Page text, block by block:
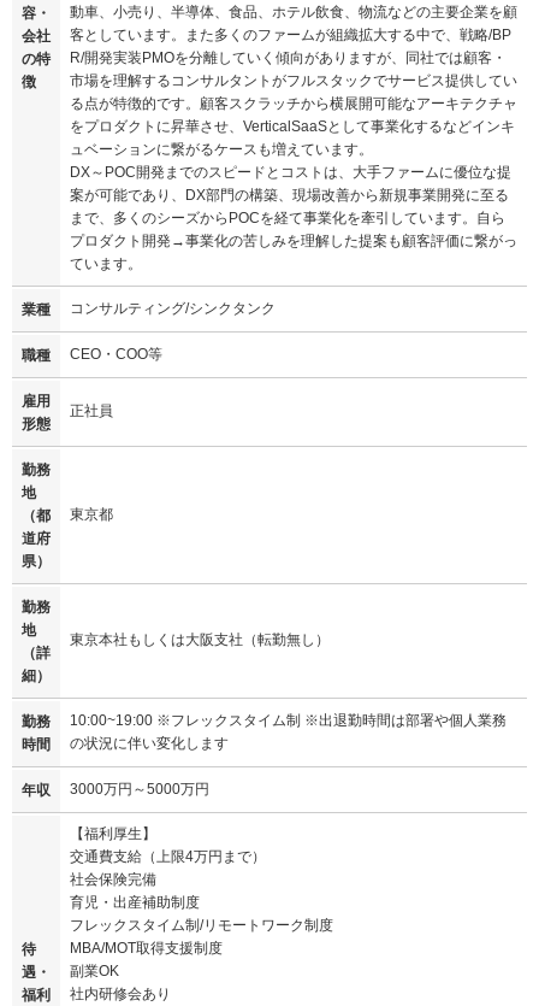
容・
会社
の特
徴
動車、小売り、半導体、食品、ホテル飲食、物流などの主要企業を顧
客としています。また多くのファームが組織拡大する中で、戦略/BP
R/開発実装PMOを分離していく傾向がありますが、同社では顧客・
市場を理解するコンサルタントがフルスタックでサービス提供してい
る点が特徴的です。顧客スクラッチから横展開可能なアーキテクチャ
をプロダクトに昇華させ、VerticalSaaSとして事業化するなどインキ
ュベーションに繋がるケースも増えています。
DX～POC開発までのスピードとコストは、大手ファームに優位な提
案が可能であり、DX部門の構築、現場改善から新規事業開発に至る
まで、多くのシーズからPOCを経て事業化を牽引しています。自ら
プロダクト開発→事業化の苦しみを理解した提案も顧客評価に繋がっ
ています。
業種 コンサルティング/シンクタンク
職種 CEO・COO等
雇用
形態
正社員
勤務
地
（都
道府
県）
東京都
勤務
地
（詳
細）
東京本社もしくは大阪支社（転勤無し）
勤務
時間
10:00~19:00 ※フレックスタイム制 ※出退勤時間は部署や個人業務
の状況に伴い変化します
年収 3000万円～5000万円
待
遇・
福利
【福利厚生】
交通費支給（上限4万円まで）
社会保険完備
育児・出産補助制度
フレックスタイム制/リモートワーク制度
MBA/MOT取得支援制度
副業OK
社内研修会あり